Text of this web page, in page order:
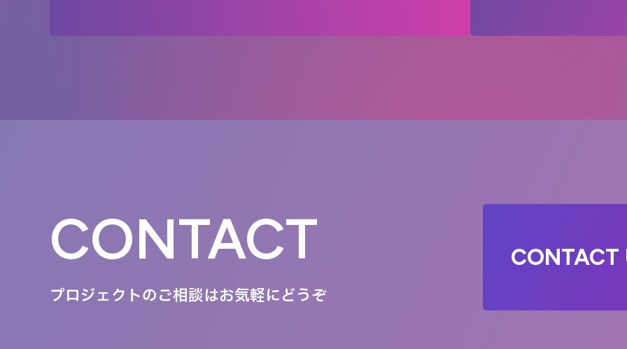
CONTACT
プロジェクトのご相談はお気軽にどうぞ
CONTACT